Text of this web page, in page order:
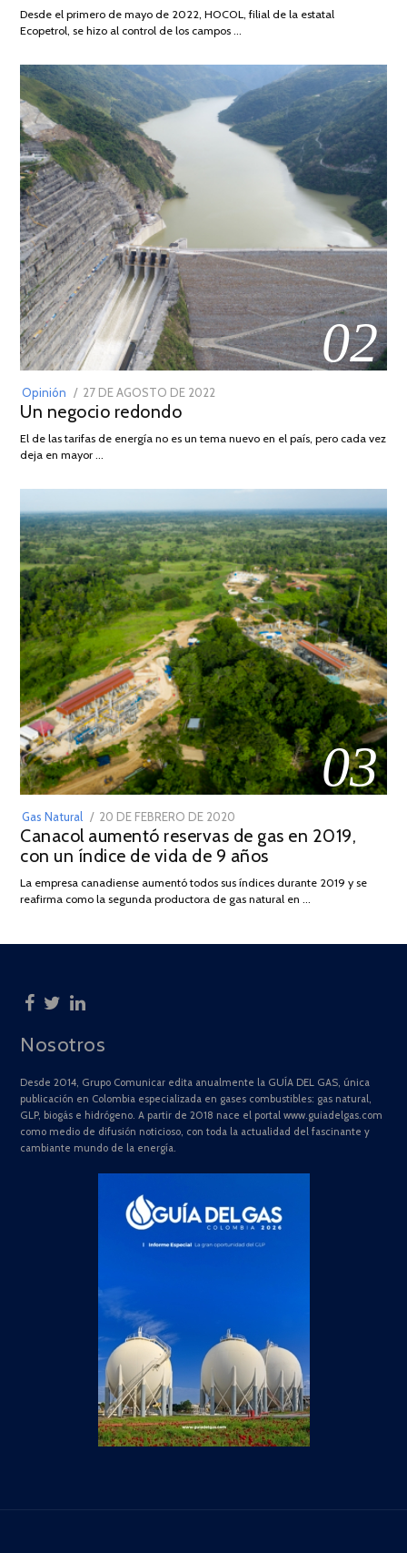
2026
Desde el primero de mayo de 2022, HOCOL, filial de la estatal
Ecopetrol, se hizo al control de los campos …
02
Opinión
POSTED
ON
27 DE AGOSTO DE 2022
DE
Un negocio redondo
El de las tarifas de energía no es un tema nuevo en el país, pero cada vez
deja en mayor …
03
Gas Natural
POSTED
ON
20 DE FEBRERO DE 2020
DE
JULIO
2025
Canacol aumentó reservas de gas en 2019,
con un índice de vida de 9 años
La empresa canadiense aumentó todos sus índices durante 2019 y se
reafirma como la segunda productora de gas natural en …
Nosotros
Desde 2014, Grupo Comunicar edita anualmente la GUÍA DEL GAS, única
publicación en Colombia especializada en gases combustibles: gas natural,
GLP, biogás e hidrógeno. A partir de 2018 nace el portal www.guiadelgas.com
como medio de difusión noticioso, con toda la actualidad del fascinante y
cambiante mundo de la energía.